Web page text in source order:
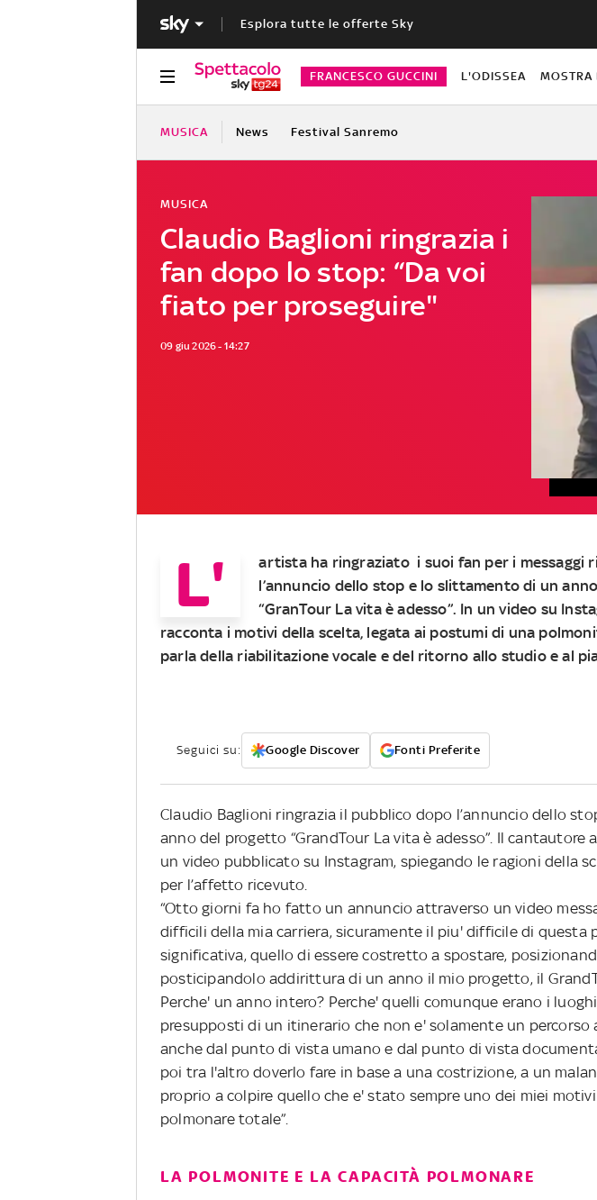
Esplora tutte le offerte Sky
FRANCESCO GUCCINI L'ODISSEA MOSTRA
MUSICA News Festival Sanremo
Claudio Baglioni ringrazia i
fan dopo lo stop: “Da voi
fiato per proseguire"
MUSICA
09 giu 2026 - 14:27
L'
artista ha ringraziato i suoi fan per i messaggi
l’annuncio dello stop e lo slittamento di un
“GranTour La vita è adesso”. In un video su
racconta i motivi della scelta, legata ai postumi di una
parla della riabilitazione vocale e del ritorno allo studio e al
Seguici su: Google Discover Fonti Preferite
Claudio Baglioni ringrazia il pubblico dopo l’annuncio dello
anno del progetto “GrandTour La vita è adesso”. Il cantautore
un video pubblicato su Instagram, spiegando le ragioni della
per l’affetto ricevuto.
“Otto giorni fa ho fatto un annuncio attraverso un video
difficili della mia carriera, sicuramente il piu' difficile di questa
significativa, quello di essere costretto a spostare,
posticipandolo addirittura di un anno il mio progetto, il
Perche' un anno intero? Perche' quelli comunque erano i
presupposti di un itinerario che non e' solamente un percorso
anche dal punto di vista umano e dal punto di vista
poi tra l'altro doverlo fare in base a una costrizione, a un
proprio a colpire quello che e' stato sempre uno dei miei
polmonare totale”.
LA POLMONITE E LA CAPACITÀ POLMONARE